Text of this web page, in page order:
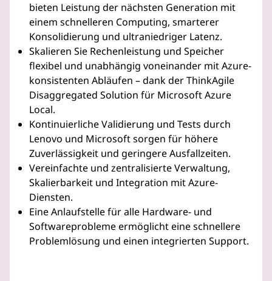
bieten Leistung der nächsten Generation mit
einem schnelleren Computing, smarterer
Konsolidierung und ultraniedriger Latenz.
Skalieren Sie Rechenleistung und Speicher
flexibel und unabhängig voneinander mit Azure-
konsistenten Abläufen – dank der ThinkAgile
Disaggregated Solution für Microsoft Azure
Local.
Kontinuierliche Validierung und Tests durch
Lenovo und Microsoft sorgen für höhere
Zuverlässigkeit und geringere Ausfallzeiten.
Vereinfachte und zentralisierte Verwaltung,
Skalierbarkeit und Integration mit Azure-
Diensten.
Eine Anlaufstelle für alle Hardware- und
Softwareprobleme ermöglicht eine schnellere
Problemlösung und einen integrierten Support.